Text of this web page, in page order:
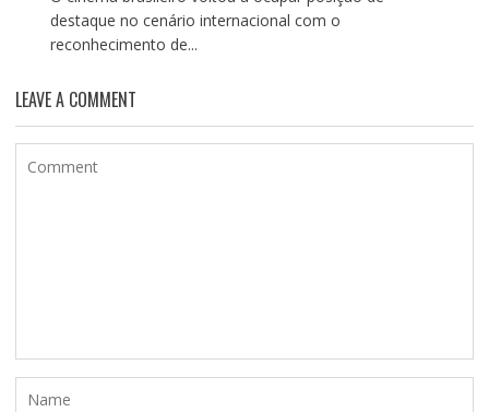
destaque no cenário internacional com o
reconhecimento de...
LEAVE A COMMENT